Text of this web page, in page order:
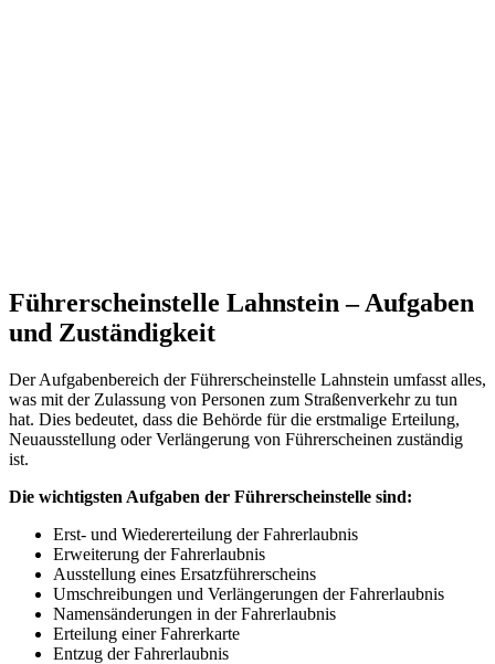
Führerscheinstelle Lahnstein – Aufgaben
und Zuständigkeit
Der Aufgabenbereich der Führerscheinstelle Lahnstein umfasst alles,
was mit der Zulassung von Personen zum Straßenverkehr zu tun
hat. Dies bedeutet, dass die Behörde für die erstmalige Erteilung,
Neuausstellung oder Verlängerung von Führerscheinen zuständig
ist.
Die wichtigsten Aufgaben der Führerscheinstelle sind:
Erst- und Wiedererteilung der Fahrerlaubnis
Erweiterung der Fahrerlaubnis
Ausstellung eines Ersatzführerscheins
Umschreibungen und Verlängerungen der Fahrerlaubnis
Namensänderungen in der Fahrerlaubnis
Erteilung einer Fahrerkarte
Entzug der Fahrerlaubnis